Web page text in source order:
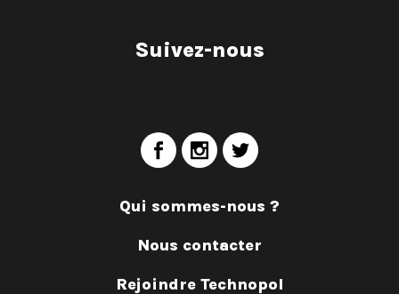
Suivez-nous
Qui sommes-nous ?
Nous contacter
Rejoindre Technopol